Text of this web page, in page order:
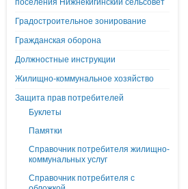
поселения Нижнекигинский сельсовет
Градостроительное зонирование
Гражданская оборона
Должностные инструкции
Жилищно-коммунальное хозяйство
Защита прав потребителей
Буклеты
Памятки
Справочник потребителя жилищно-
коммунальных услуг
Справочник потребителя с